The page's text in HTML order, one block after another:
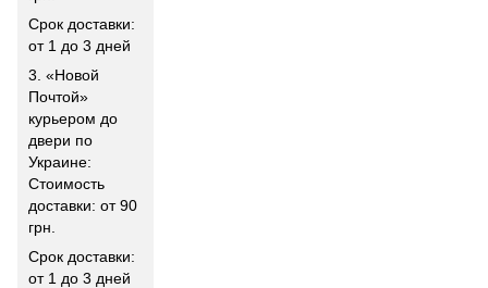
Срок доставки:
от 1 до 3 дней
3. «Новой
Почтой»
курьером до
двери по
Украине:
Стоимость
доставки: от 90
грн.
Срок доставки:
от 1 до 3 дней